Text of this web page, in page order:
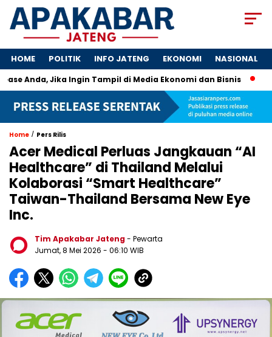
HOME POLITIK INFO JATENG EKONOMI NASIONAL
Anda, Jika Ingin Tampil di Media Ekonomi dan Bisnis
Home / Pers Rilis
Acer Medical Perluas Jangkauan “AI
Healthcare” di Thailand Melalui
Kolaborasi “Smart Healthcare”
Taiwan-Thailand Bersama New Eye
Inc.
Tim Apakabar Jateng- Pewarta
Jumat, 8 Mei 2026 - 06:10 WIB